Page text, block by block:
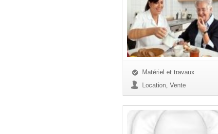
Matériel et travaux
Location, Vente